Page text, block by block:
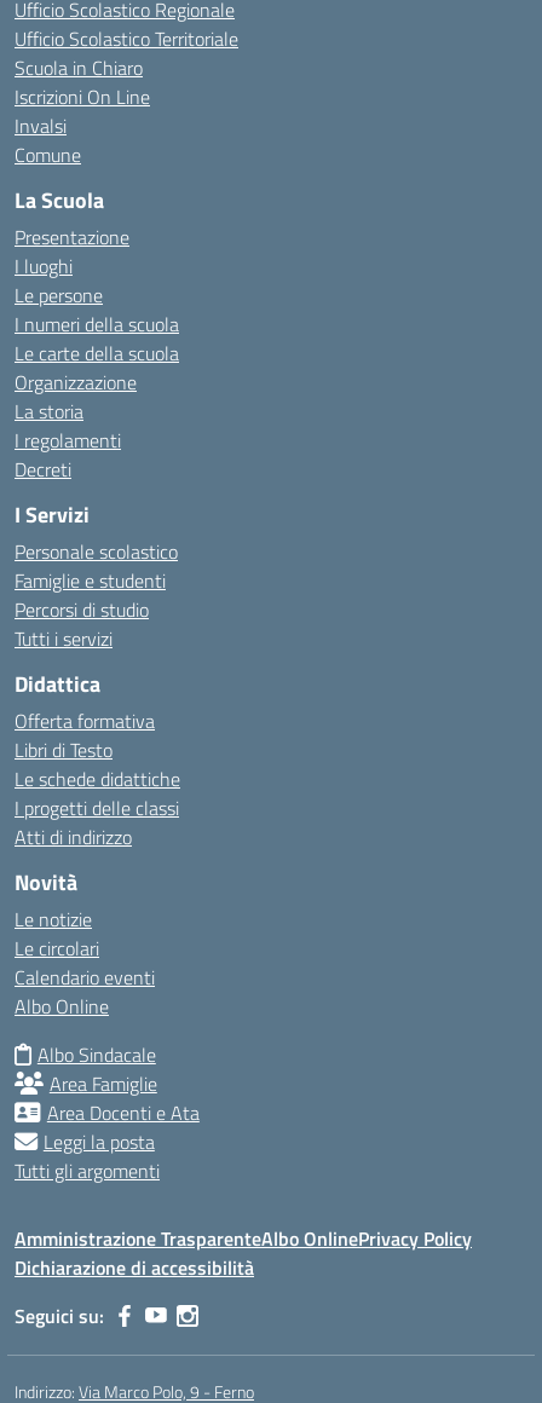
Ufficio Scolastico Regionale
Ufficio Scolastico Territoriale
Scuola in Chiaro
Iscrizioni On Line
Invalsi
Comune
La Scuola
Presentazione
I luoghi
Le persone
I numeri della scuola
Le carte della scuola
Organizzazione
La storia
I regolamenti
Decreti
I Servizi
Personale scolastico
Famiglie e studenti
Percorsi di studio
Tutti i servizi
Didattica
Offerta formativa
Libri di Testo
Le schede didattiche
I progetti delle classi
Atti di indirizzo
Novità
Le notizie
Le circolari
Calendario eventi
Albo Online
Albo Sindacale
Area Famiglie
Area Docenti e Ata
Leggi la posta
Tutti gli argomenti
Amministrazione TrasparenteAlbo OnlinePrivacy Policy
Dichiarazione di accessibilità
Seguici su:
Indirizzo:Via Marco Polo, 9 - Ferno